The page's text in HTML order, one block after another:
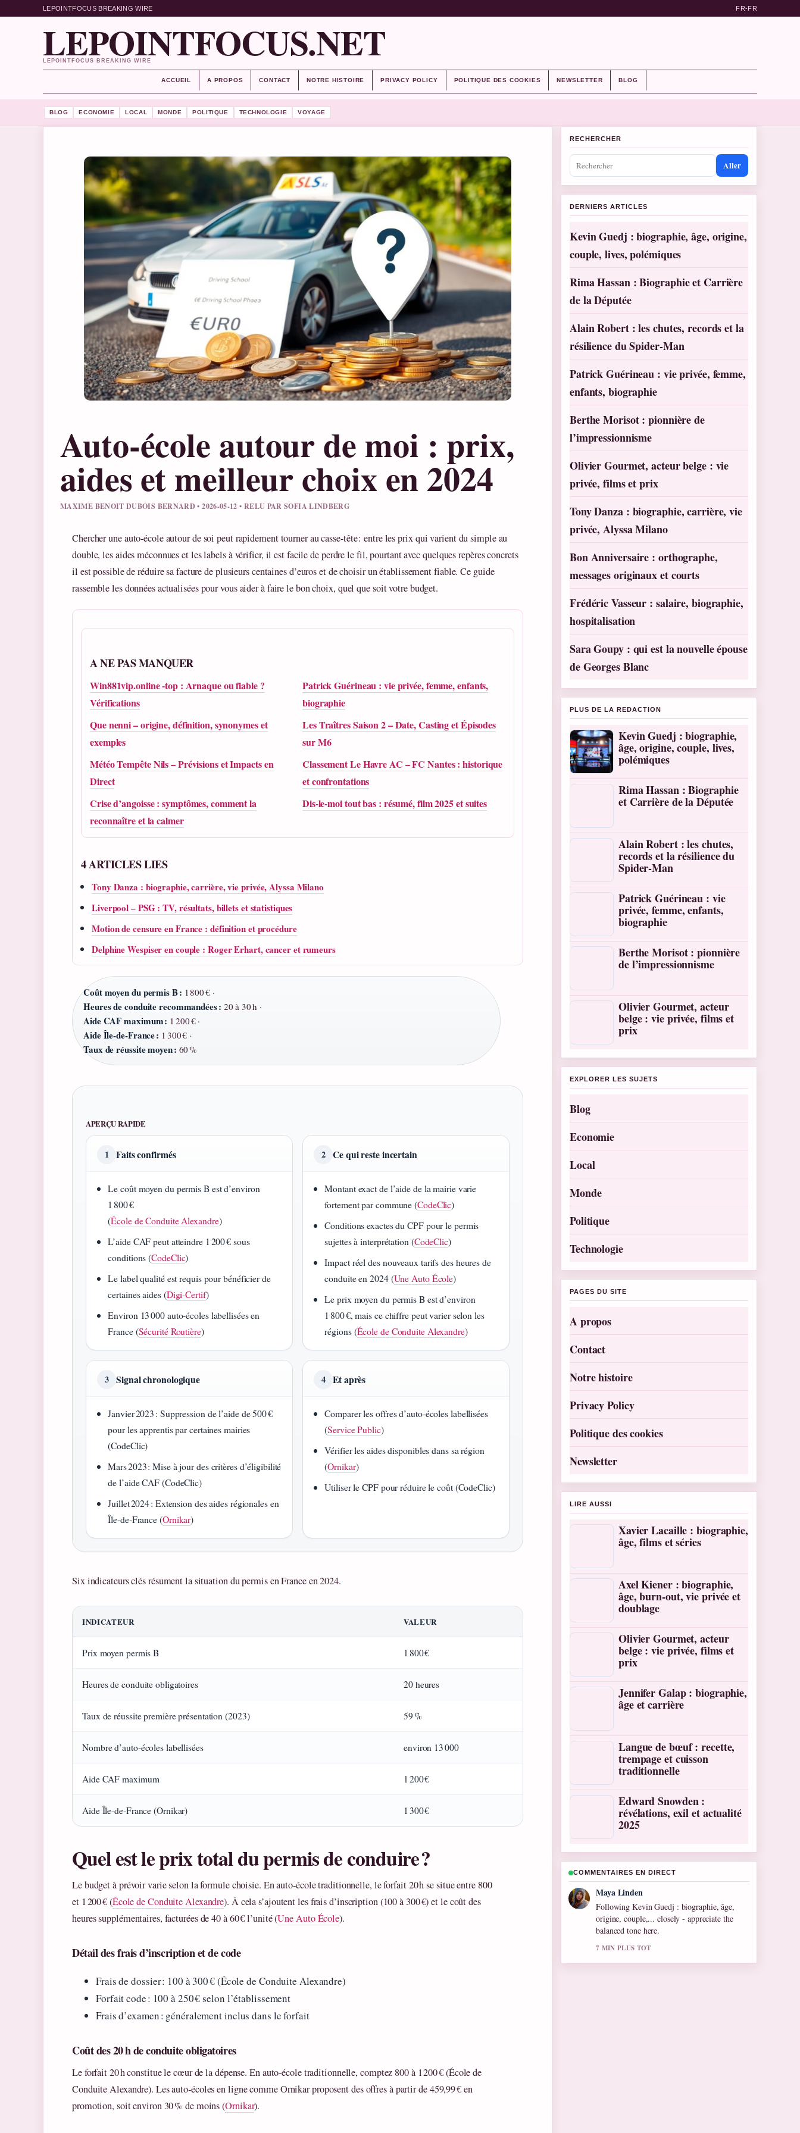
LEPOINTFOCUS BREAKING WIRE FR-FR
LEPOINTFOCUS.NET
LEPOINTFOCUS BREAKING WIRE
ACCUEIL A PROPOS CONTACT NOTRE HISTOIRE PRIVACY POLICY POLITIQUE DES COOKIES NEWSLETTER BLOG
BLOG ECONOMIE LOCAL MONDE POLITIQUE TECHNOLOGIE VOYAGE
Auto-école autour de moi : prix,
aides et meilleur choix en 2024
MAXIME BENOIT DUBOIS BERNARD • 2026-05-12 • RELU PAR SOFIA LINDBERG
Chercher une auto-école autour de soi peut rapidement tourner au casse-tête : entre les prix qui varient du simple au
double, les aides méconnues et les labels à vérifier, il est facile de perdre le fil, pourtant avec quelques repères concrets
il est possible de réduire sa facture de plusieurs centaines d’euros et de choisir un établissement fiable. Ce guide
rassemble les données actualisées pour vous aider à faire le bon choix, quel que soit votre budget.
A NE PAS MANQUER
Win881vip.online -top : Arnaque ou fiable ?
Vérifications
Patrick Guérineau : vie privée, femme, enfants,
biographie
Que nenni – origine, définition, synonymes et
exemples
Les Traîtres Saison 2 – Date, Casting et Épisodes
sur M6
Météo Tempête Nils – Prévisions et Impacts en
Direct
Classement Le Havre AC – FC Nantes : historique
et confrontations
Crise d’angoisse : symptômes, comment la
reconnaître et la calmer
Dis-le-moi tout bas : résumé, film 2025 et suites
4 ARTICLES LIES
Tony Danza : biographie, carrière, vie privée, Alyssa Milano
Liverpool – PSG : TV, résultats, billets et statistiques
Motion de censure en France : définition et procédure
Delphine Wespiser en couple : Roger Erhart, cancer et rumeurs
Coût moyen du permis B : 1 800 € ·
Heures de conduite recommandées : 20 à 30 h ·
Aide CAF maximum : 1 200 € ·
Aide Île‑de‑France : 1 300 € ·
Taux de réussite moyen : 60 %
APERÇU RAPIDE
1 Faits confirmés
Le coût moyen du permis B est d’environ
1 800 €
(École de Conduite Alexandre)
L’aide CAF peut atteindre 1 200 € sous
conditions (CodeClic)
Le label qualité est requis pour bénéficier de
certaines aides (Digi‑Certif)
Environ 13 000 auto‑écoles labellisées en
France (Sécurité Routière)
2 Ce qui reste incertain
Montant exact de l’aide de la mairie varie
fortement par commune (CodeClic)
Conditions exactes du CPF pour le permis
sujettes à interprétation (CodeClic)
Impact réel des nouveaux tarifs des heures de
conduite en 2024 (Une Auto École)
Le prix moyen du permis B est d’environ
1 800 €, mais ce chiffre peut varier selon les
régions (École de Conduite Alexandre)
3 Signal chronologique
Janvier 2023 : Suppression de l’aide de 500 €
pour les apprentis par certaines mairies
(CodeClic)
Mars 2023 : Mise à jour des critères d’éligibilité
de l’aide CAF (CodeClic)
Juillet 2024 : Extension des aides régionales en
Île‑de‑France (Ornikar)
4 Et après
Comparer les offres d’auto‑écoles labellisées
(Service Public)
Vérifier les aides disponibles dans sa région
(Ornikar)
Utiliser le CPF pour réduire le coût (CodeClic)
Six indicateurs clés résument la situation du permis en France en 2024.
INDICATEUR VALEUR
Prix moyen permis B 1 800 €
Heures de conduite obligatoires 20 heures
Taux de réussite première présentation (2023) 59 %
Nombre d’auto‑écoles labellisées environ 13 000
Aide CAF maximum 1 200 €
Aide Île‑de‑France (Ornikar) 1 300 €
Quel est le prix total du permis de conduire ?
Le budget à prévoir varie selon la formule choisie. En auto‑école traditionnelle, le forfait 20 h se situe entre 800
et 1 200 € (École de Conduite Alexandre). À cela s’ajoutent les frais d’inscription (100 à 300 €) et le coût des
heures supplémentaires, facturées de 40 à 60 € l’unité (Une Auto École).
Détail des frais d’inscription et de code
Frais de dossier : 100 à 300 € (École de Conduite Alexandre)
Forfait code : 100 à 250 € selon l’établissement
Frais d’examen : généralement inclus dans le forfait
Coût des 20 h de conduite obligatoires
Le forfait 20 h constitue le cœur de la dépense. En auto‑école traditionnelle, comptez 800 à 1 200 € (École de
Conduite Alexandre). Les auto‑écoles en ligne comme Ornikar proposent des offres à partir de 459,99 € en
promotion, soit environ 30 % de moins (Ornikar).
RECHERCHER
Aller
DERNIERS ARTICLES
Kevin Guedj : biographie, âge, origine,
couple, lives, polémiques
Rima Hassan : Biographie et Carrière
de la Députée
Alain Robert : les chutes, records et la
résilience du Spider-Man
Patrick Guérineau : vie privée, femme,
enfants, biographie
Berthe Morisot : pionnière de
l’impressionnisme
Olivier Gourmet, acteur belge : vie
privée, films et prix
Tony Danza : biographie, carrière, vie
privée, Alyssa Milano
Bon Anniversaire : orthographe,
messages originaux et courts
Frédéric Vasseur : salaire, biographie,
hospitalisation
Sara Goupy : qui est la nouvelle épouse
de Georges Blanc
PLUS DE LA REDACTION
Kevin Guedj : biographie,
âge, origine, couple, lives,
polémiques
Rima Hassan : Biographie
et Carrière de la Députée
Alain Robert : les chutes,
records et la résilience du
Spider-Man
Patrick Guérineau : vie
privée, femme, enfants,
biographie
Berthe Morisot : pionnière
de l’impressionnisme
Olivier Gourmet, acteur
belge : vie privée, films et
prix
EXPLORER LES SUJETS
Blog
Economie
Local
Monde
Politique
Technologie
PAGES DU SITE
A propos
Contact
Notre histoire
Privacy Policy
Politique des cookies
Newsletter
LIRE AUSSI
Xavier Lacaille : biographie,
âge, films et séries
Axel Kiener : biographie,
âge, burn-out, vie privée et
doublage
Olivier Gourmet, acteur
belge : vie privée, films et
prix
Jennifer Galap : biographie,
âge et carrière
Langue de bœuf : recette,
trempage et cuisson
traditionnelle
Edward Snowden :
révélations, exil et actualité
2025
COMMENTAIRES EN DIRECT
Maya Linden
Following Kevin Guedj : biographie, âge,
origine, couple,... closely - appreciate the
balanced tone here.
7 MIN PLUS TOT